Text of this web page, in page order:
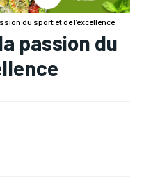
du sport et de l’excellence
passion du